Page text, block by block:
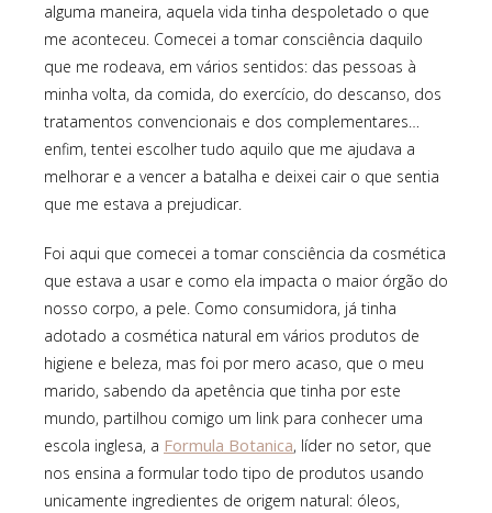
alguma maneira, aquela vida tinha despoletado o que
me aconteceu. Comecei a tomar consciência daquilo
que me rodeava, em vários sentidos: das pessoas à
minha volta, da comida, do exercício, do descanso, dos
tratamentos convencionais e dos complementares…
enfim, tentei escolher tudo aquilo que me ajudava a
melhorar e a vencer a batalha e deixei cair o que sentia
que me estava a prejudicar.
Foi aqui que comecei a tomar consciência da cosmética
que estava a usar e como ela impacta o maior órgão do
nosso corpo, a pele. Como consumidora, já tinha
adotado a cosmética natural em vários produtos de
higiene e beleza, mas foi por mero acaso, que o meu
marido, sabendo da apetência que tinha por este
mundo, partilhou comigo um link para conhecer uma
escola inglesa, a Formula Botanica, líder no setor, que
nos ensina a formular todo tipo de produtos usando
unicamente ingredientes de origem natural: óleos,